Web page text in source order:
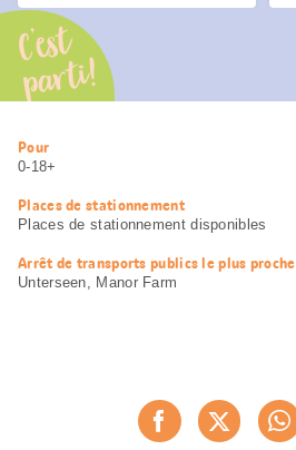
Nous vous disons tout.
C’est
parti!
Informations
utiles
Pour
0-18+
Places de stationnement
Places de stationnement disponibles
Arrêt de transports publics le plus proche
Unterseen, Manor Farm